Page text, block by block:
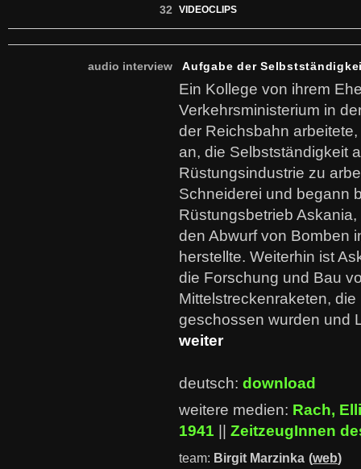
32 VIDEOCLIPS
audio interview Aufgabe der
Ein Kollege von ihrem
Verkehrsministerium in
der Reichsbahn
an, die Selbstständigkeit
Rüstungsindustrie zu
Schneiderei und begann
Rüstungsbetrieb
den Abwurf von Bomben
herstellte. Weiterhin ist
die Forschung und Bau
Mittelstreckenraketen,
geschossen wurden und
weiter
deutsch: download
weitere medien: Rach, Elli
1941
ZeitzeugInnen
team: Birgit Marzinka (web)